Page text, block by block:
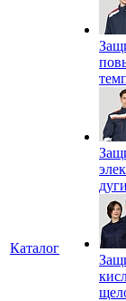
Каталог
дуги